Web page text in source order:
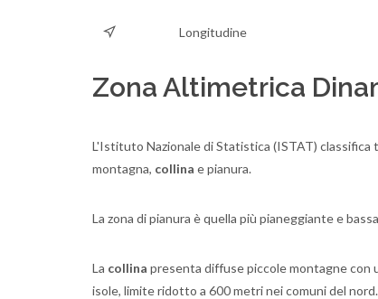
Longitudine
Zona Altimetrica
L'Istituto Nazionale di Statistica (ISTAT) classifica
montagna, collina e pianura.
La zona di pianura è quella più pianeggiante e
La collina presenta diffuse piccole montagne con
isole, limite ridotto a 600 metri nei comuni del